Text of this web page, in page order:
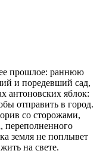
прошлое: раннюю
и поредевший сад,
антоновских яблок:
отправить в город.
со сторожами,
переполненного
земля не поплывет
на свете.